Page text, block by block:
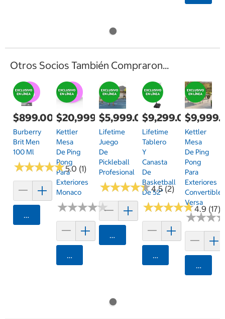
Otros Socios También Compraron...
$899.00
Burberry
Brit Men
100 Ml
★★★★★
★★★★★5.0 (1)
Agregar
$20,999.00
Kettler
Mesa
De Ping
Pong
Para
Exteriores
Monaco
★★★★★
★★★★★
Agregar
$5,999.00
Lifetime
Juego
De
Pickleball
Profesional
★★★★★
★★★★★4.5 (2)
Agregar
$9,299.00
Lifetime
Tablero
Y
Canasta
De
Basketball
De 52"
★★★★★
★★★★★4.9 (17)
Agregar
Kettler
Mesa
De Ping
Pong
Para
Exteriores
Convertible
Versa
★★★
★★★